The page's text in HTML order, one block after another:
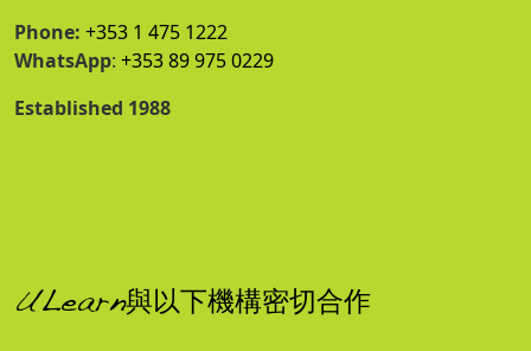
Phone: +353 1 475 1222
WhatsApp: +353 89 975 0229
Established 1988
ULearn與以下機構密切合作